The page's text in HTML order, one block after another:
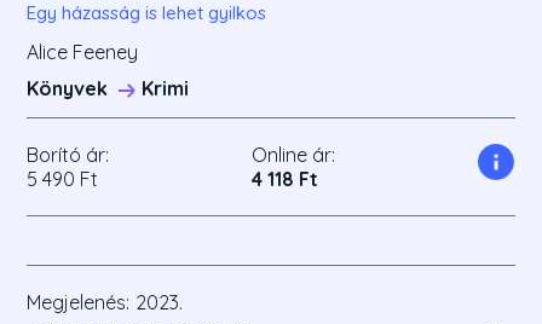
Egy házasság is lehet gyilkos
Alice Feeney
Könyvek
Krimi
Borító ár:
5 490 Ft
Online ár:
4 118 Ft
Megjelenés: 2023.